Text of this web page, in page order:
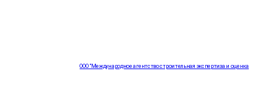
ООО "Международное агентство строительная экспертиза и оценка